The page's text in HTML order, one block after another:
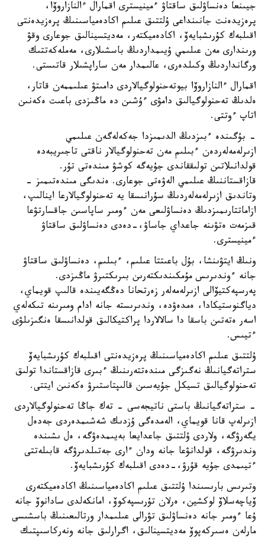
جيىنعا دەنساۋلىق ساقتاۋ ءمينيسترى اقمارال ءالنازاروۆا،
پرەزيدەنت جانىنداعى ۇلتتىق عىلىم اكادەمياسىنىڭ پرەزيدەنتى
اقىلبەك كۇرىشبايەۆ، اكادەميكتەر، مەديتسينالىق جوعارى وقۋ
ورىندارى مەن عىلىمي ۇيىمداردىڭ باسشىلارى، مەملەكەتتىك
ورگانداردىڭ وكىلدەرى، عالىمدار مەن ساراپشىلار قاتىستى.
اقمارال ءالنازاروۆا بيوتەحنولوگيالاردى دامىتۋ عىلىممەن قاتار،
ەلدىڭ تەحنولوگيالىق دامۋى ءۇشىن دە ماڭىزدى باعىت ەكەنىن
اتاپ ءوتتى.
- بۇگىندە ءبىزدىڭ الدىمىزدا جەكەلەگەن عىلىمي
ازىرلەمەلەردەن ءبىلىم مەن تەحنولوگيالار ناقتى تاجىريبەدە
قولدانىلاتىن تولىققاندى جۇيەگە كوشۋ مىندەتى تۇر.
قازاقستاننىڭ عىلىمي الەۋەتى جوعارى. ەندىگى مىندەتىمىز -
وتاندىق ازىرلەمەلەردىڭ سۇرانىسقا يە تەحنولوگيالارعا اينالىپ،
ازاماتتارىمىزدىڭ دەنساۋلىعى مەن ءومىر ساپاسىن جاقسارتۋعا
قىزمەت ەتۋىنە جاعداي جاساۋ،-دەدى دەنساۋلىق ساقتاۋ
ءمينيسترى.
ونىڭ ايتۋىنشا، بۇل باعىتتا عىلىم، ءبىلىم، دەنساۋلىق ساقتاۋ
جانە ءوندىرىس مۇمكىندىكتەرىن بىرىكتىرۋ ماڭىزدى.
پەرسپەكتيۆالى ازىرلەمەلەر زەرتحانا دەڭگەيىندە قالىپ قويماي،
دياگنوستيكادا، ەمدەۋدە، وندىرىستە جانە ادام ومىرىنە تىكەلەي
اسەر ەتەتىن باسقا دا سالالاردا پراكتيكالىق قولدانىسقا ەنگىزىلۋى
ءتيىس.
ۇلتتىق عىلىم اكادەمياسىنىڭ پرەزيدەنتى اقىلبەك كۇرىشبايەۆ
ستراتەگيانىڭ نەگىزگى مىندەتتەرىنىڭ ءبىرى قازاقستاندا تولىق
تەحنولوگيالىق تسيكل جۇيەسىن قالىپتاستىرۋ ەكەنىن ايتتى.
- ستراتەگيانىڭ باستى ناتيجەسى - تەك جاڭا تەحنولوگيالاردى
ازىرلەپ قانا قويماي، الەمدەگى ۇزدىك شەشىمدەردى جەدەل
يگەرۋگە، ولاردى ۇلتتىق جاعدايعا بەيىمدەۋگە، ەل ىشىندە
وندىرۋگە، قولدانۋعا جانە ودان ءارى جەتىلدىرۋگە قابىلەتتى
ءتيىمدى جۇيە قۇرۋ،-دەدى اقىلبەك كۇرىشبايەۆ.
وتىرىس بارىسىندا ۇلتتىق عىلىم اكادەمياسىنىڭ اكادەميكتەرى
ۆياچەسلاۆ لوكشين، ەرلان تۇرىسپەكوۆ، امانكەلدى سادانوۆ جانە
ۇعا ءومىر جانە دەنساۋلىق تۋرالى عىلىمدار ورتالىعىنىڭ باسشىسى
مارلەن ەسىركەپوۆ مەديتسينالىق، اگرارلىق جانە ونەركاسىپتىك